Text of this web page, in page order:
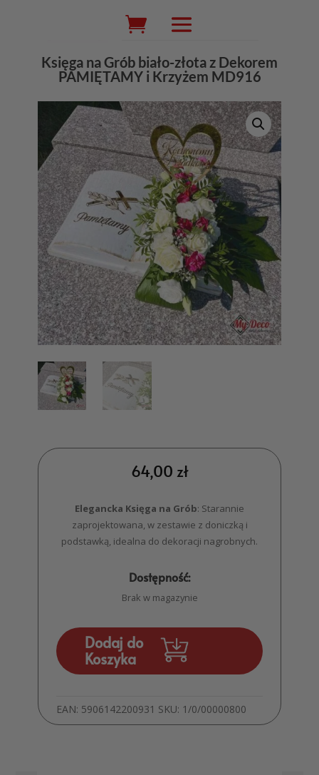
Wyszukiwarka
produktów
Księga na Grób biało-złota z Dekorem
PAMIĘTAMY i Krzyżem MD916
64,00 zł
Elegancka Księga na Grób: Starannie
zaprojektowana, w zestawie z doniczką i
podstawką, idealna do dekoracji nagrobnych.
Dostępność:
Brak w magazynie
Dodaj do
Koszyka
EAN: 5906142200931 SKU: 1/0/00000800